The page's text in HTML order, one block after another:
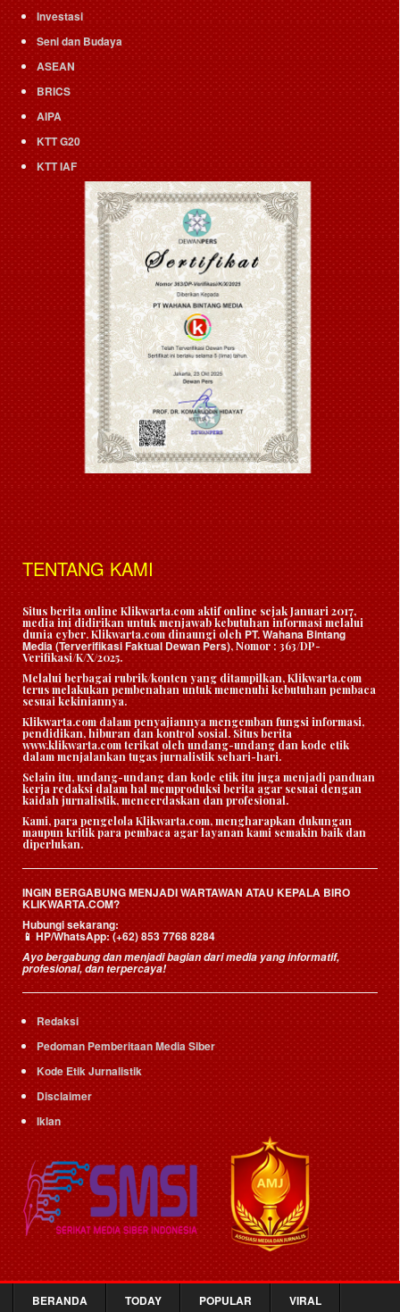
Investasi
Seni dan Budaya
ASEAN
BRICS
AIPA
KTT G20
KTT IAF
TENTANG KAMI
Situs berita online Klikwarta.com aktif online sejak Januari 2017,
media ini didirikan untuk menjawab kebutuhan informasi melalui
dunia cyber. Klikwarta.com dinaungi oleh PT. Wahana Bintang
Media (Terverifikasi Faktual Dewan Pers), Nomor : 363/DP-
Verifikasi/K/X/2025.
Melalui berbagai rubrik/konten yang ditampilkan, Klikwarta.com
terus melakukan pembenahan untuk memenuhi kebutuhan pembaca
sesuai kekiniannya.
Klikwarta.com dalam penyajiannya mengemban fungsi informasi,
pendidikan, hiburan dan kontrol sosial. Situs berita
www.klikwarta.com terikat oleh undang-undang dan kode etik
dalam menjalankan tugas jurnalistik sehari-hari.
Selain itu, undang-undang dan kode etik itu juga menjadi panduan
kerja redaksi dalam hal memproduksi berita agar sesuai dengan
kaidah jurnalistik, mencerdaskan dan profesional.
Kami, para pengelola Klikwarta.com, mengharapkan dukungan
maupun kritik para pembaca agar layanan kami semakin baik dan
diperlukan.
INGIN BERGABUNG MENJADI WARTAWAN ATAU KEPALA BIRO
KLIKWARTA.COM?
Hubungi sekarang:
📱HP/WhatsApp:(+62) 853 7768 8284
Ayo bergabung dan menjadi bagian dari media yang informatif,
profesional, dan terpercaya!
Redaksi
Pedoman Pemberitaan Media Siber
Kode Etik Jurnalistik
Disclaimer
Iklan
BERANDA TODAY POPULAR VIRAL